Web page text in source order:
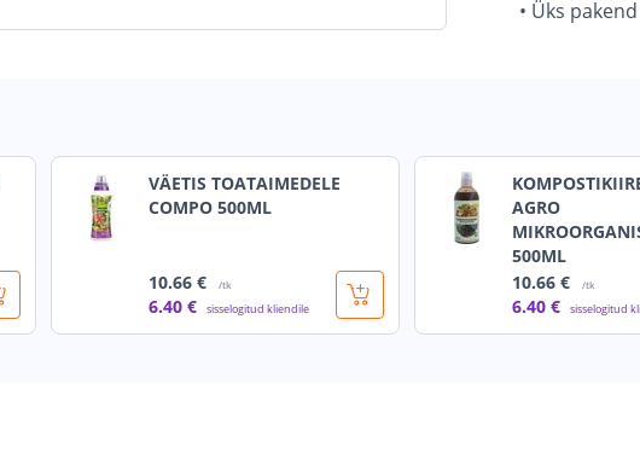
• Üks
VÄETIS TOATAIMEDELE
COMPO 500ML
10.66 € /tk
6.40 € sisselogitud kliendile
AGRO
500ML
10.66 € /tk
6.40 € sisselogitud